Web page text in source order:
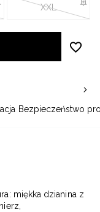
Bezpieczeństwo
miękka dzianina z
XXL